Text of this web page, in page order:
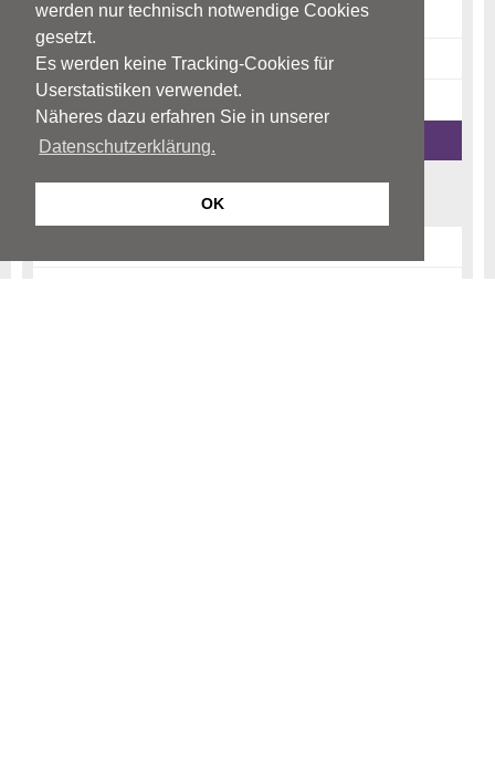
werden nur technisch notwendige Cookies
gesetzt.
Es werden keine Tracking-Cookies für
Userstatistiken verwendet.
Näheres dazu erfahren Sie in unserer
Datenschutzerklärung.
OK
Therapie
Risikofaktoren
News-Archiv
Ratgeber-Archiv